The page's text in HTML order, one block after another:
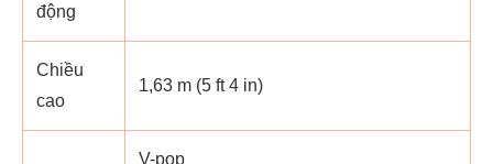
động
Chiều
cao
1,63 m (5 ft 4 in)
V-pop